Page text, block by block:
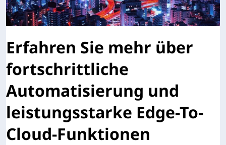
Erfahren Sie mehr über
fortschrittliche
Automatisierung und
leistungsstarke Edge-To-
Cloud-Funktionen